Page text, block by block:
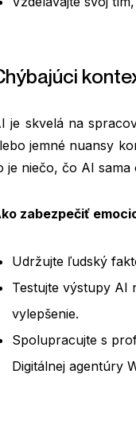
je skvelá na
jemné nuansy
je niečo, čo AI sama
zabezpečiť
Udržujte ľudský
Testujte výstupy AI
vylepšenie.
Spolupracujte s
Digitálnej agentúry